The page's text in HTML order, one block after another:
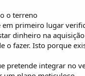
o terreno
em primeiro lugar
dinheiro na
o fazer. Isto porque
pretende integrar no